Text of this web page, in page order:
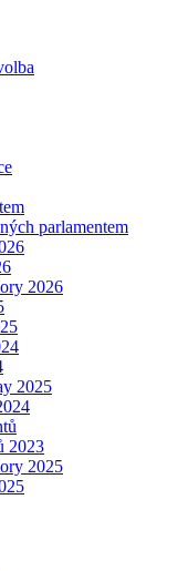
parlamentem
2026
2025
2023
2025